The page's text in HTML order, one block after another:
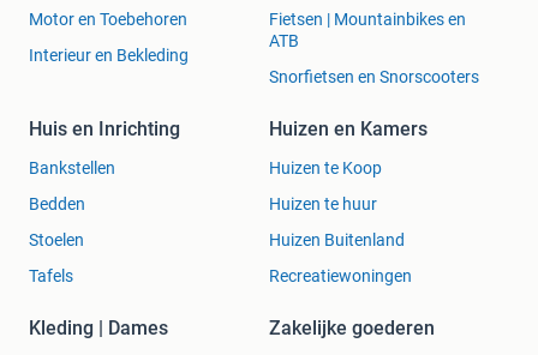
Motor en Toebehoren
Interieur en Bekleding
Fietsen | Mountainbikes en
ATB
Snorfietsen en Snorscooters
Huis en Inrichting
Bankstellen
Bedden
Stoelen
Tafels
Huizen en Kamers
Huizen te Koop
Huizen te huur
Huizen Buitenland
Recreatiewoningen
Kleding | Dames Zakelijke goederen